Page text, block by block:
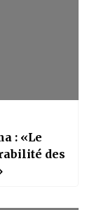
: «Le
des